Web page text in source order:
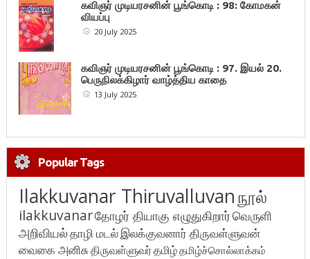
கவிஞர் முடியரசனின் பூங்கொடி : 98: கோமகன்
வியப்பு
20 July 2025
கவிஞர் முடியரசனின் பூங்கொடி : 97. இயல் 20.
பெருநிலக்கிழார் வாழ்த்திய காதை
13 July 2025
Popular Tags
Ilakkuvanar Thiruvalluvanநூல்
ilakkuvanarதோழர் தியாகு எழுதுகிறார்வெருளி
அறிவியல்தாழி மடல்இலக்குவனார் திருவள்ளுவன்
வைகை அனிசுதிருவள்ளுவர்தமிழ்தமிழ்ச்சொல்லாக்கம்